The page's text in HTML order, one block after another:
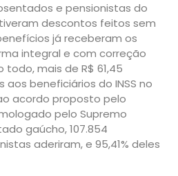
e pensionistas do
descontos feitos sem
já receberam os
integral e com correção
todo, mais de R$ 61,45
beneficiários do INSS no
acordo proposto pelo
pelo Supremo
gaúcho, 107.854
aderiram, e 95,41% deles